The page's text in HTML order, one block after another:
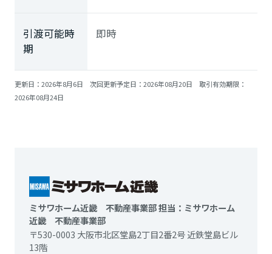
引渡可能時
期
即時
更新日：2026年8月6日 次回更新予定日：2026年08月20日 取引有効期限：
2026年08月24日
ミサワホーム近畿 不動産事業部 担当：ミサワホーム
近畿 不動産事業部
〒530-0003 大阪市北区堂島2丁目2番2号 近鉄堂島ビル
13階